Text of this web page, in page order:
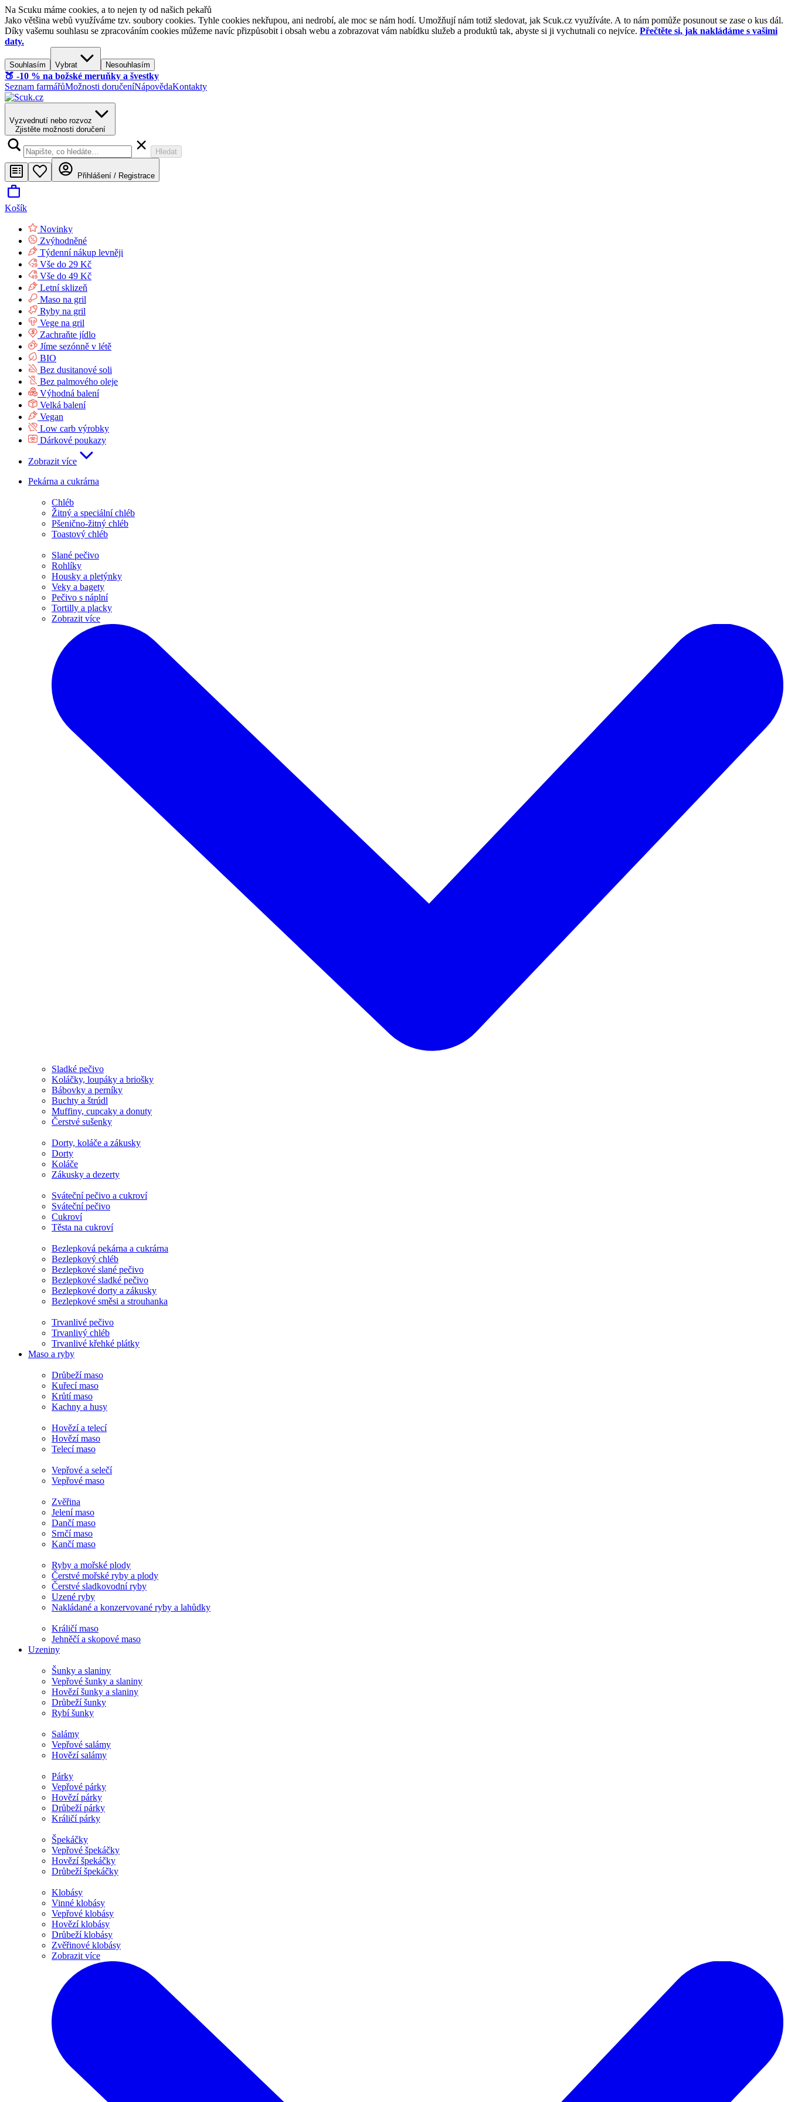
Na Scuku máme cookies, a to nejen ty od našich pekařů
Jako většina webů využíváme tzv. soubory cookies. Tyhle cookies nekřupou, ani nedrobí, ale moc se nám hodí. Umožňují nám totiž sledovat, jak Scuk.cz využíváte. A to nám pomůže posunout se zase o kus dál.
Díky vašemu souhlasu se zpracováním cookies můžeme navíc přizpůsobit i obsah webu a zobrazovat vám nabídku služeb a produktů tak, abyste si ji vychutnali co nejvíce. Přečtěte si, jak nakládáme s vašimi
daty.
Souhlasím Vybrat Nesouhlasím
🍑​ -10 % na božské meruňky a švestky
Seznam farmářůMožnosti doručeníNápovědaKontakty
Vyzvednutí nebo rozvoz
Zjistěte možnosti doručení
Hledat
Přihlášení / Registrace
Košík
Novinky
Zvýhodněné
Týdenní nákup levněji
Vše do 29 Kč
Vše do 49 Kč
Letní sklizeň
Maso na gril
Ryby na gril
Vege na gril
Zachraňte jídlo
Jíme sezónně v létě
BIO
Bez dusitanové soli
Bez palmového oleje
Výhodná balení
Velká balení
Vegan
Low carb výrobky
Dárkové poukazy
Zobrazit více
Pekárna a cukrárna
Chléb
Žitný a speciální chléb
Pšenično-žitný chléb
Toastový chléb
Slané pečivo
Rohlíky
Housky a pletýnky
Veky a bagety
Pečivo s náplní
Tortilly a placky
Zobrazit více
Sladké pečivo
Koláčky, loupáky a briošky
Bábovky a perníky
Buchty a štrúdl
Muffiny, cupcaky a donuty
Čerstvé sušenky
Dorty, koláče a zákusky
Dorty
Koláče
Zákusky a dezerty
Sváteční pečivo a cukroví
Sváteční pečivo
Cukroví
Těsta na cukroví
Bezlepková pekárna a cukrárna
Bezlepkový chléb
Bezlepkové slané pečivo
Bezlepkové sladké pečivo
Bezlepkové dorty a zákusky
Bezlepkové směsi a strouhanka
Trvanlivé pečivo
Trvanlivý chléb
Trvanlivé křehké plátky
Maso a ryby
Drůbeží maso
Kuřecí maso
Krůtí maso
Kachny a husy
Hovězí a telecí
Hovězí maso
Telecí maso
Vepřové a selečí
Vepřové maso
Zvěřina
Jelení maso
Dančí maso
Srnčí maso
Kančí maso
Ryby a mořské plody
Čerstvé mořské ryby a plody
Čerstvé sladkovodní ryby
Uzené ryby
Nakládané a konzervované ryby a lahůdky
Králičí maso
Jehněčí a skopové maso
Uzeniny
Šunky a slaniny
Vepřové šunky a slaniny
Hovězí šunky a slaniny
Drůbeží šunky
Rybí šunky
Salámy
Vepřové salámy
Hovězí salámy
Párky
Vepřové párky
Hovězí párky
Drůbeží párky
Králičí párky
Špekáčky
Vepřové špekáčky
Hovězí špekáčky
Drůbeží špekáčky
Klobásy
Vinné klobásy
Vepřové klobásy
Hovězí klobásy
Drůbeží klobásy
Zvěřinové klobásy
Zobrazit více